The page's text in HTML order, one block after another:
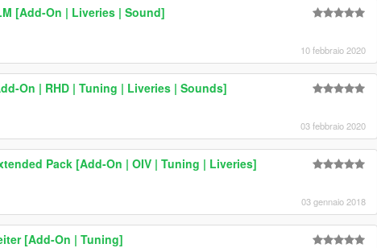
[Add-On | Liveries | Sound]
10 febbraio 2020
On | RHD | Tuning | Liveries | Sounds]
03 febbraio 2020
Pack [Add-On | OIV | Tuning | Liveries]
03 gennaio 2018
[Add-On | Tuning]